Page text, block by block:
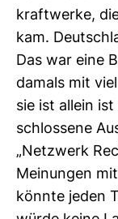
kraft­werke,
kam.
Das war eine
damals mit
sie ist allein
schlos­sene
„Netz­werk
Mei­nungen
könnte jeden